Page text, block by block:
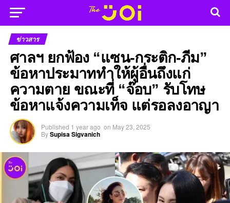
ข่าวสาร
ศาลฯ ยกฟ้อง “แซน-กระติก-ภีม”
ข้อหาประมาททำให้ผู้อื่นถึงแก่
ความตาย ขณะที่ “จ๊อบ” รับโทษ
ข้อหาแจ้งความเท็จ แต่รอลงอาญา
Published 1 year ago on May 23, 2025
BySupisa Sigvanich